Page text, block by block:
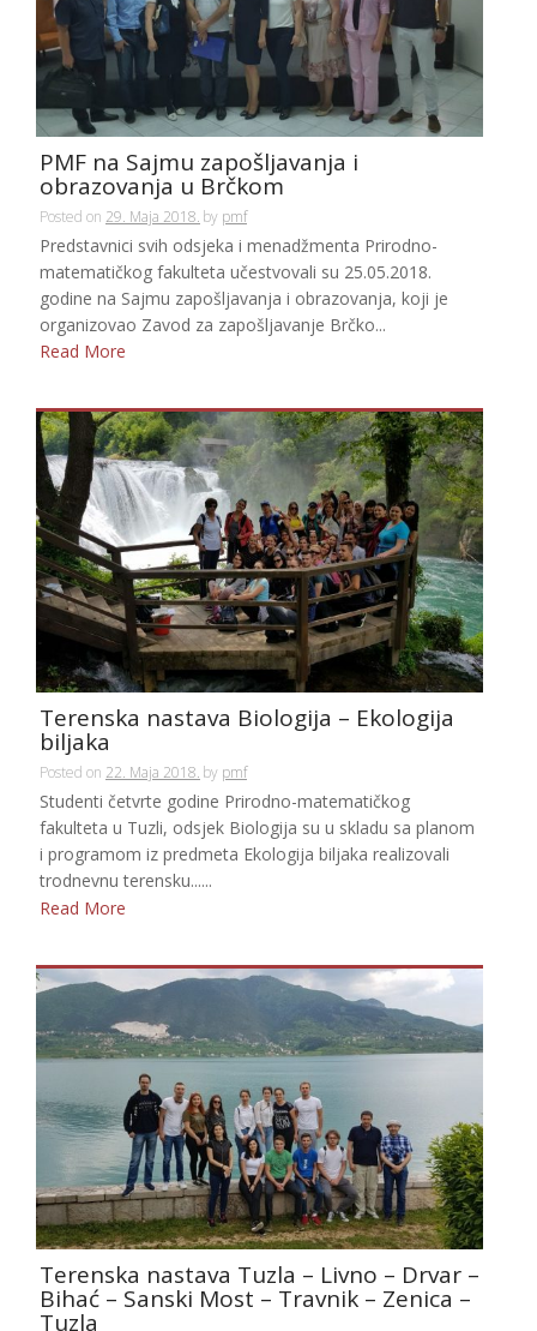
PMF na Sajmu zapošljavanja i
obrazovanja u Brčkom
Posted on 29. Maja 2018. by pmf
Predstavnici svih odsjeka i menadžmenta Prirodno-
matematičkog fakulteta učestvovali su 25.05.2018.
godine na Sajmu zapošljavanja i obrazovanja, koji je
organizovao Zavod za zapošljavanje Brčko...
Read More
Terenska nastava Biologija – Ekologija
biljaka
Posted on 22. Maja 2018. by pmf
Studenti četvrte godine Prirodno-matematičkog
fakulteta u Tuzli, odsjek Biologija su u skladu sa planom
i programom iz predmeta Ekologija biljaka realizovali
trodnevnu terensku......
Read More
Terenska nastava Tuzla – Livno – Drvar –
Bihać – Sanski Most – Travnik – Zenica –
Tuzla